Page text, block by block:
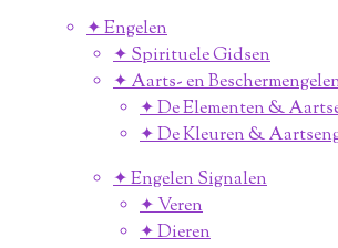
✦ Engelen
✦ Spirituele Gidsen
✦ Aarts- en
✦ De Elementen &
✦ De Kleuren &
✦ Engelen Signalen
✦ Veren
✦ Dieren